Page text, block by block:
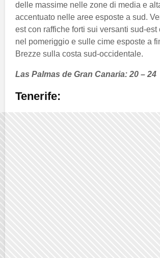
delle massime nelle zone di media e
accentuato nelle aree esposte a sud.
est con raffiche forti sui versanti sud-est
nel pomeriggio e sulle cime esposte a
Brezze sulla costa sud-occidentale.
Las Palmas de Gran Canaria: 20 – 24
Tenerife: